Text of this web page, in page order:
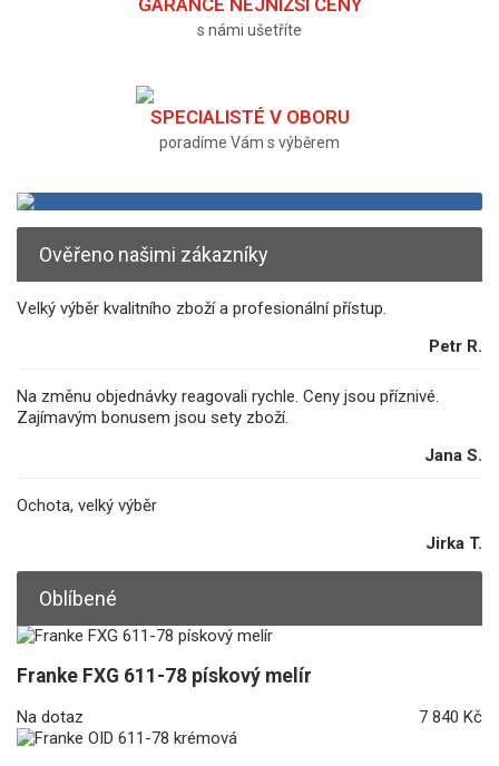
s námi ušetříte
SPECIALISTÉ V OBORU
poradíme Vám s výběrem
Ověřeno našimi zákazníky
Velký výběr kvalitního zboží a profesionální přístup.
Petr R.
Na změnu objednávky reagovali rychle. Ceny jsou příznivé.
Zajímavým bonusem jsou sety zboží.
Jana S.
Ochota, velký výběr
Jirka T.
Oblíbené
Franke FXG 611-78 pískový melír
Na dotaz 7 840 Kč